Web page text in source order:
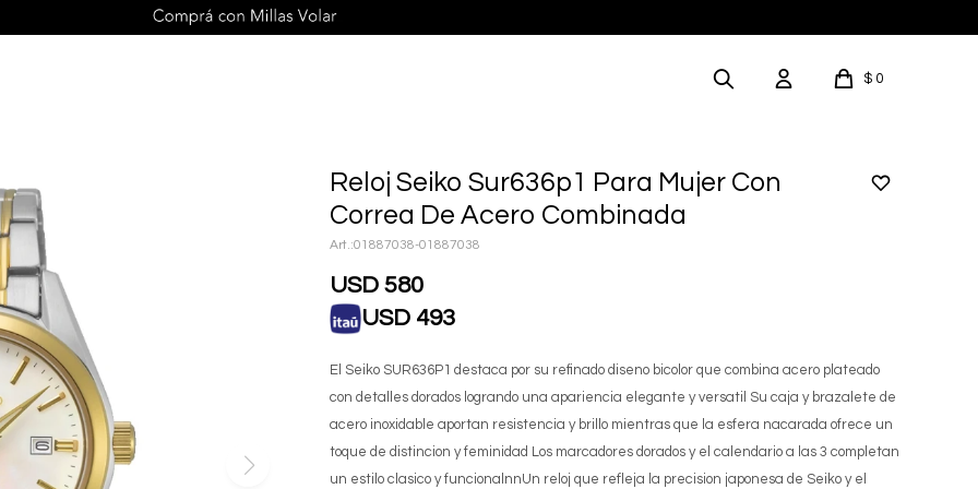
$ 0
Reloj Seiko Sur636p1 Para Mujer Con
Correa De Acero Combinada
01887038-01887038
USD 580
USD 493
El Seiko SUR636P1 destaca por su refinado diseno bicolor que combina acero plateado
con detalles dorados logrando una apariencia elegante y versatil Su caja y brazalete de
acero inoxidable aportan resistencia y brillo mientras que la esfera nacarada ofrece un
toque de distincion y feminidad Los marcadores dorados y el calendario a las 3 completan
un estilo clasico y funcionalnnUn reloj que refleja la precision japonesa de Seiko y el